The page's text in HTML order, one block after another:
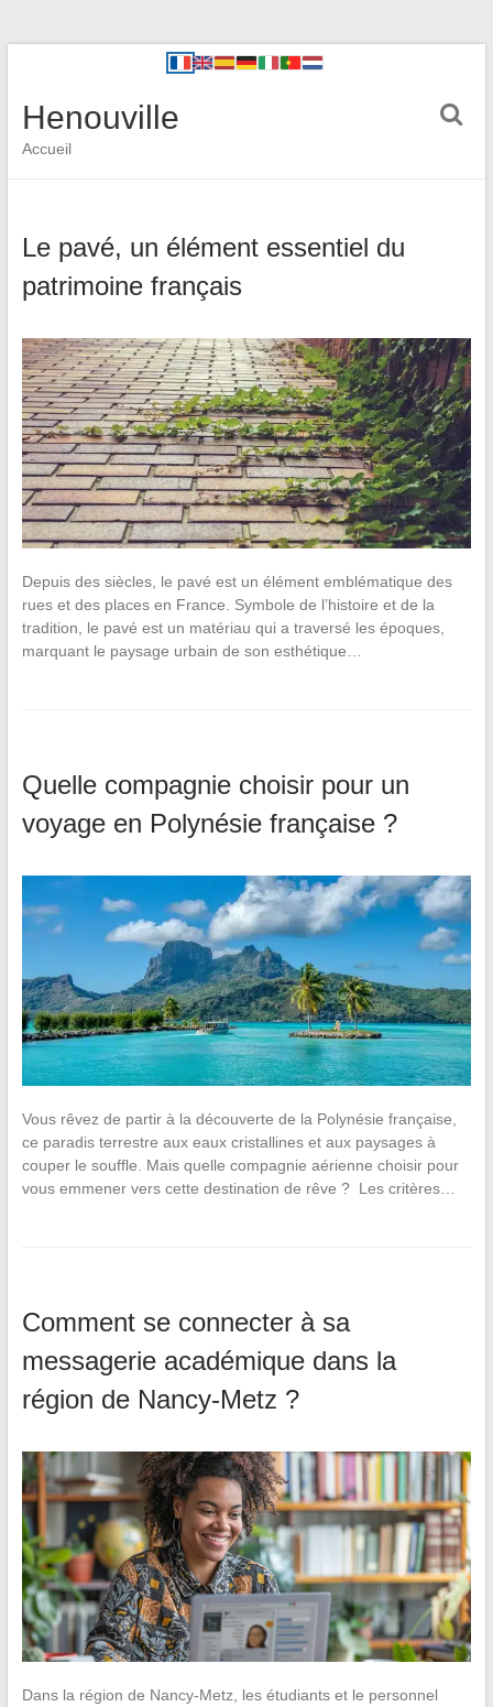
Henouville
Accueil
Le pavé, un élément essentiel du
patrimoine français
Depuis des siècles, le pavé est un élément emblématique des
rues et des places en France. Symbole de l’histoire et de la
tradition, le pavé est un matériau qui a traversé les époques,
marquant le paysage urbain de son esthétique…
Quelle compagnie choisir pour un
voyage en Polynésie française ?
Vous rêvez de partir à la découverte de la Polynésie française,
ce paradis terrestre aux eaux cristallines et aux paysages à
couper le souffle. Mais quelle compagnie aérienne choisir pour
vous emmener vers cette destination de rêve ? Les critères…
Comment se connecter à sa
messagerie académique dans la
région de Nancy-Metz ?
Dans la région de Nancy-Metz, les étudiants et le personnel